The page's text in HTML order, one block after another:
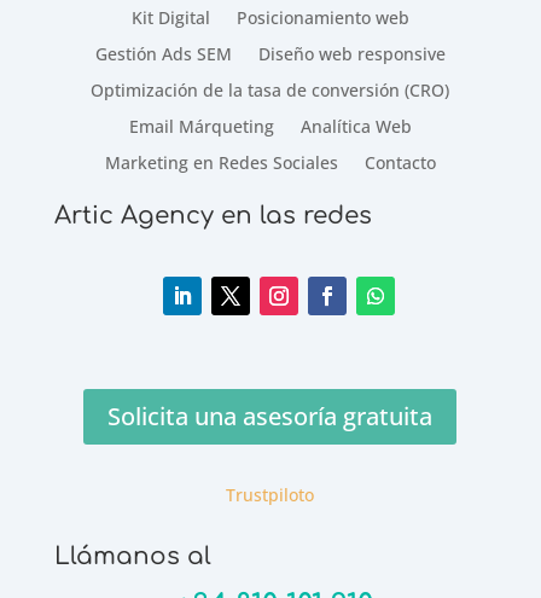
Kit Digital
Posicionamiento web
Gestión Ads SEM
Diseño web responsive
Optimización de la tasa de conversión (CRO)
Email Márqueting
Analítica Web
Marketing en Redes Sociales
Contacto
Artic Agency en las redes
Solicita una asesoría gratuita
Trustpiloto
Llámanos al